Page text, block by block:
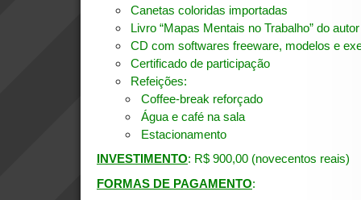
Canetas coloridas importadas
Livro “Mapas Mentais no Trabalho” do
CD com softwares freeware, modelos e
Certificado de participação
Refeições:
Coffee-break reforçado
Água e café na sala
Estacionamento
INVESTIMENTO: R$ 900,00 (novecentos reais)
FORMAS DE PAGAMENTO: